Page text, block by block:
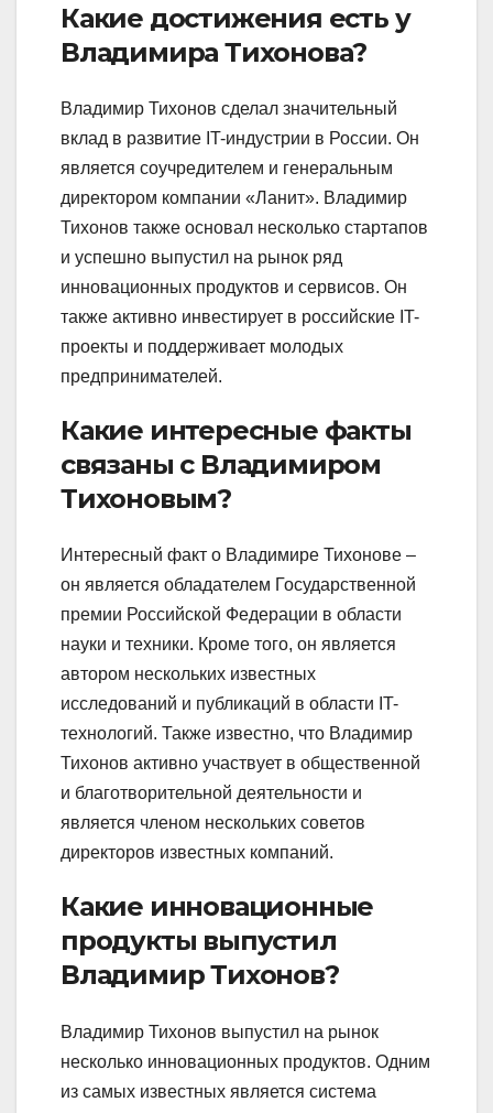
Какие достижения есть у
Владимира Тихонова?
Владимир Тихонов сделал значительный
вклад в развитие IT-индустрии в России. Он
является соучредителем и генеральным
директором компании «Ланит». Владимир
Тихонов также основал несколько стартапов
и успешно выпустил на рынок ряд
инновационных продуктов и сервисов. Он
также активно инвестирует в российские IT-
проекты и поддерживает молодых
предпринимателей.
Какие интересные факты
связаны с Владимиром
Тихоновым?
Интересный факт о Владимире Тихонове –
он является обладателем Государственной
премии Российской Федерации в области
науки и техники. Кроме того, он является
автором нескольких известных
исследований и публикаций в области IT-
технологий. Также известно, что Владимир
Тихонов активно участвует в общественной
и благотворительной деятельности и
является членом нескольких советов
директоров известных компаний.
Какие инновационные
продукты выпустил
Владимир Тихонов?
Владимир Тихонов выпустил на рынок
несколько инновационных продуктов. Одним
из самых известных является система